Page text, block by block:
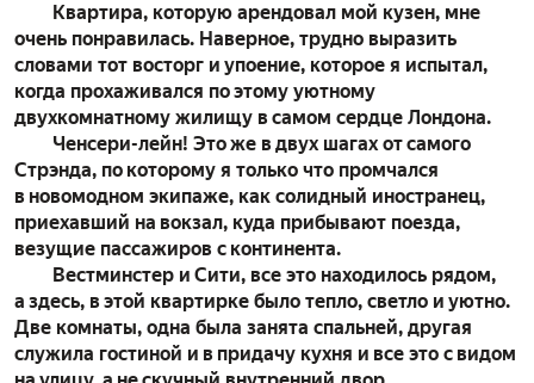
Квартира, которую арендовал мой кузен, мне
очень понравилась. Наверное, трудно выразить
словами тот восторг и упоение, которое я испытал,
когда прохаживался по этому уютному
двухкомнатному жилищу в самом сердце Лондона.
Ченсери-лейн! Это же в двух шагах от самого
Стрэнда, по которому я только что промчался
в новомодном экипаже, как солидный иностранец,
приехавший на вокзал, куда прибывают поезда,
везущие пассажиров с континента.
Вестминстер и Сити, все это находилось рядом,
а здесь, в этой квартирке было тепло, светло и уютно.
Две комнаты, одна была занята спальней, другая
служила гостиной и в придачу кухня и все это с видом